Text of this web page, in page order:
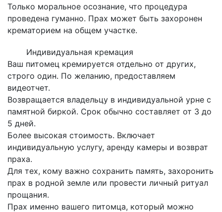
Только моральное осознание, что процедура
проведена гуманно. Прах может быть захоронен
крематорием на общем участке.
Индивидуальная кремация
Ваш питомец кремируется отдельно от других,
строго один. По желанию, предоставляем
видеотчет.
Возвращается владельцу в индивидуальной урне с
памятной биркой. Срок обычно составляет от 3 до
5 дней.
Более высокая стоимость. Включает
индивидуальную услугу, аренду камеры и возврат
праха.
Для тех, кому важно сохранить память, захоронить
прах в родной земле или провести личный ритуал
прощания.
Прах именно вашего питомца, который можно